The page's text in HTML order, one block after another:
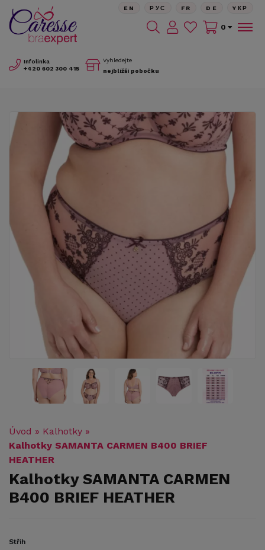
Infolinka
+420 602 300 415
Vyhledejte
nejbližší pobočku
EN РУС FR DE YКР
0
Úvod » Kalhotky »
Kalhotky SAMANTA CARMEN B400 BRIEF
HEATHER
Kalhotky SAMANTA CARMEN
B400 BRIEF HEATHER
Střih